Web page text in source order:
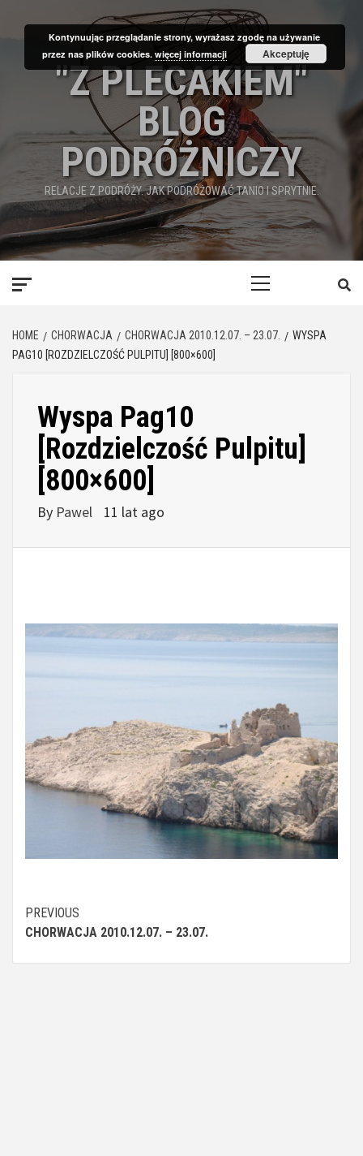
"Z PLECAKIEM"
BLOG
PODRÓŻNICZY
RELACJE Z PODRÓŻY. JAK PODRÓŻOWAĆ TANIO I SPRYTNIE.
HOME CHORWACJA CHORWACJA 2010.12.07. – 23.07.
WYSPA
PAG10 [ROZDZIELCZOŚĆ PULPITU] [800×600]
Wyspa Pag10
[Rozdzielczość Pulpitu]
[800×600]
By Pawel 11 lat ago
Continue
Reading
PREVIOUS
CHORWACJA 2010.12.07. – 23.07.
Kontynuując przeglądanie strony, wyrażasz zgodę na używanie
przez nas plików cookies.więcej informacji Akceptuję